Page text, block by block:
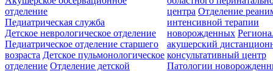
отделение
центра Отделение
интенсивной терапии
новорожденных
акушерский
консультативный центр
Патологии
Педиатрическая служба
Детское неврологическое отделение
Педиатрическое отделение старшего
возраста Детское пульмонологическое
отделение Отделение детской